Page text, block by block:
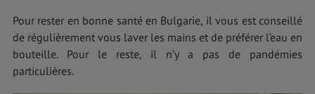
Pour rester en bonne santé en Bulgarie, il vous est conseillé
de régulièrement vous laver les mains et de préférer l’eau en
bouteille. Pour le reste, il n’y a pas de pandémies
particulières.